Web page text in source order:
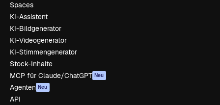
Spaces
KI-Assistent
KI-Bildgenerator
KI-Videogenerator
KI-Stimmengenerator
Stock-Inhalte
MCP für Claude/ChatGPT Neu
Agenten Neu
API